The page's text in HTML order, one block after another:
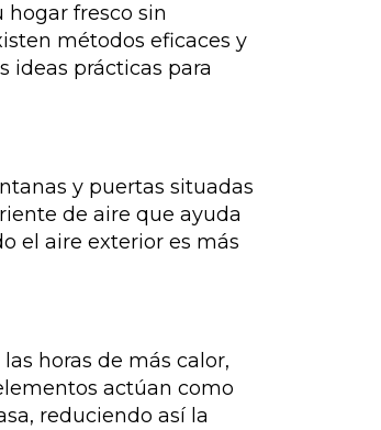
fresco sin
métodos eficaces y
ideas prácticas para
y puertas situadas
de aire que ayuda
el aire exterior es más
horas de más calor,
actúan como
reduciendo así la